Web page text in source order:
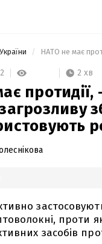
2 хв
проти
засобів